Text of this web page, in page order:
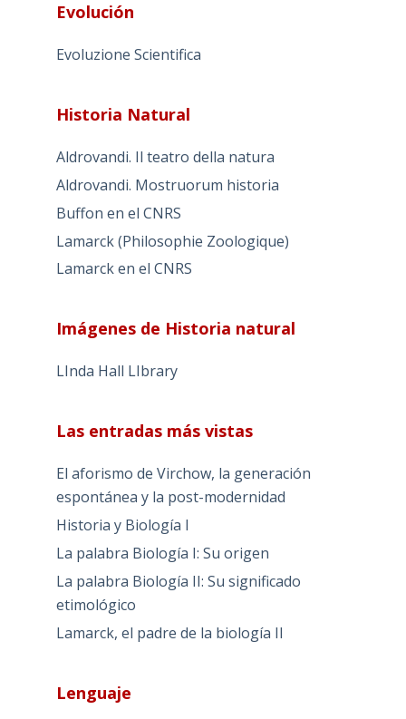
Evolución
Evoluzione Scientifica
Historia Natural
Aldrovandi. Il teatro della natura
Aldrovandi. Mostruorum historia
Buffon en el CNRS
Lamarck (Philosophie Zoologique)
Lamarck en el CNRS
Imágenes de Historia natural
LInda Hall LIbrary
Las entradas más vistas
El aforismo de Virchow, la generación
espontánea y la post-modernidad
Historia y Biología I
La palabra Biología I: Su origen
La palabra Biología II: Su significado
etimológico
Lamarck, el padre de la biología II
Lenguaje